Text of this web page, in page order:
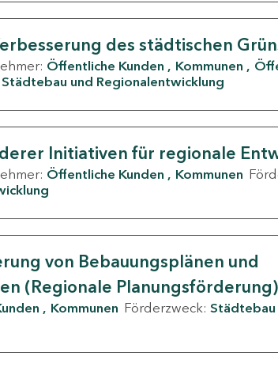
des städtischen
Öffentliche Kunden Kommunen
Städtebau und Regionalentwicklung
Initiativen für regionale
Öffentliche Kunden Kommunen
von Bebauungsplänen und
(Regionale Planungsförderung)
Kommunen Förderzweck: Städtebau